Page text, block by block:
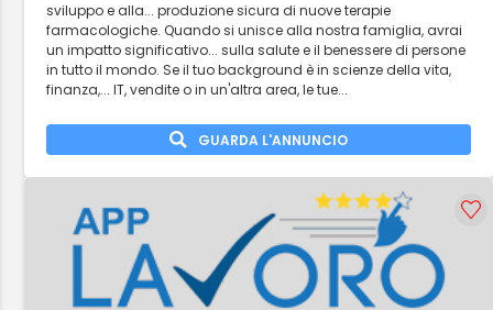
sviluppo e alla... produzione sicura di nuove terapie
farmacologiche. Quando si unisce alla nostra famiglia, avrai
un impatto significativo... sulla salute e il benessere di persone
in tutto il mondo. Se il tuo background è in scienze della vita,
finanza,... IT, vendite o in un'altra area, le tue...
GUARDA L'ANNUNCIO